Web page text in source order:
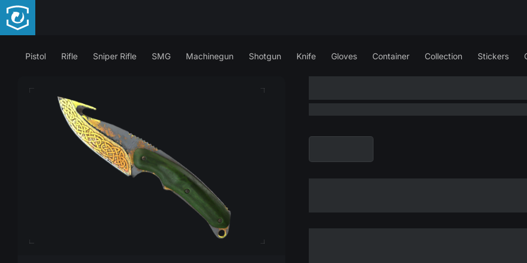
Pistol Rifle Sniper Rifle SMG Machinegun Shotgun Knife Gloves Container Collection Stickers